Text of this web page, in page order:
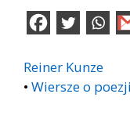
Reiner Kunze
• Wiersze o poezji